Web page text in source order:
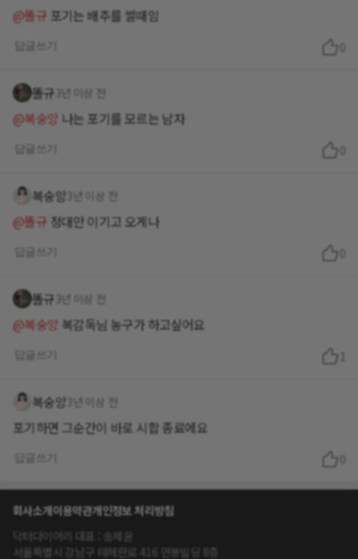
@똘규 포기는 배추를 썰때임
똘규 3년 이상 전
@복숭앙 나는 포기를 모르는 남자
복숭앙 3년 이상 전
@똘규 정대만 이기고 오게나
똘규 3년 이상 전
@복숭앙 복감독님 농구가 하고싶어요
1
복숭앙 3년 이상 전
포기하면 그순간이 바로 시합 종료에요
회사소개이용약관개인정보 처리방침
닥터다이어리 대표 : 송제윤
서울특별시 강남구 테헤란로 416 연봉빌딩 8층